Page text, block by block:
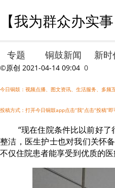
【我为群众办实
专题 铜鼓新闻
©原创 2021-04-14 09:04 0
今日铜鼓：视频点播、图文资讯、生活服务、多频
投稿方式：打开今日铜鼓app点击“我”点击“投稿”即
“现在住院条件比以前好
整洁，医生护士也对我们关怀
不仅住院患者能享受到优质的